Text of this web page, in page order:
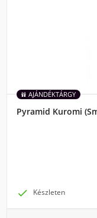
AJÁNDÉKTÁRGY
Pyramid Kuromi
 Készleten